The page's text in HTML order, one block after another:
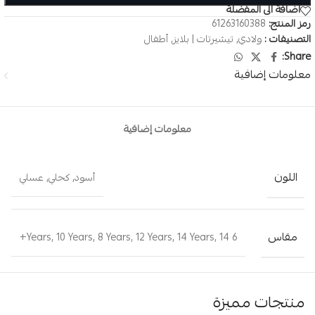
اضافة الى المفضلة
رمز المنتج: 61263160388
التصنيفات : ولادي, تيشيرتات | بلايز,أطفال
Share:
معلومات إضافية
معلومات إضافية
اللون أسود,كحلي, عسلي
مقاس 6 Years
, 10 Years, 8 Years, 12 Years, 14 Years, 14+
منتجات مميزة